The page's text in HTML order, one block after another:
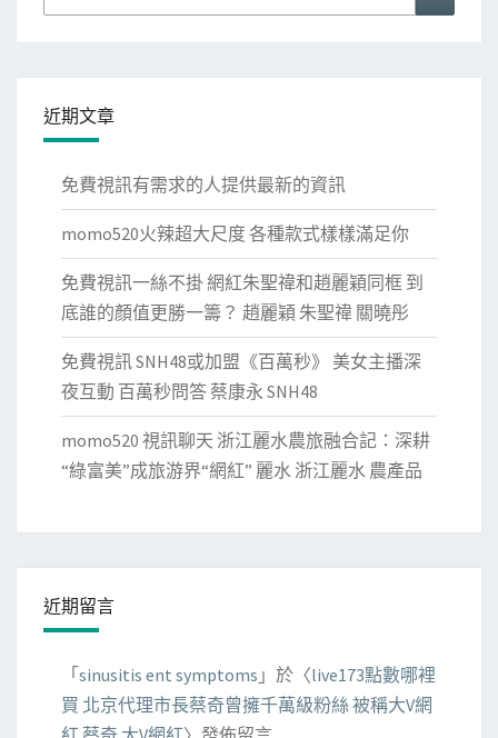
for:
近期文章
免費視訊有需求的人提供最新的資訊
momo520火辣超大尺度 各種款式樣樣滿足你
免費視訊一絲不掛 網紅朱聖禕和趙麗穎同框 到
底誰的顏值更勝一籌？ 趙麗穎 朱聖禕 關曉彤
免費視訊 SNH48或加盟《百萬秒》 美女主播深
夜互動 百萬秒問答 蔡康永 SNH48
momo520 視訊聊天 浙江麗水農旅融合記：深耕
“綠富美”成旅游界“網紅” 麗水 浙江麗水 農產品
近期留言
「 sinusitis ent symptoms 」於〈live173點數哪裡
買 北京代理市長蔡奇曾擁千萬級粉絲 被稱大V網